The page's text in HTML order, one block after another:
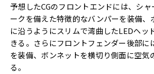
予想したCGのフロントエンドには、シ
ークを備えた特徴的なバンパーを装備、
に沿うようにスリムで湾曲したLEDヘッ
きる。さらにフロントフェンダー後部に
を装備、ボンネットを横切り側面に空気
る。